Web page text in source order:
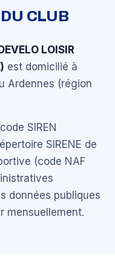
CLUB
LOISIR
est domicilié à
Ardennes (région
SIREN
SIRENE de
(code NAF
données publiques
mensuellement.